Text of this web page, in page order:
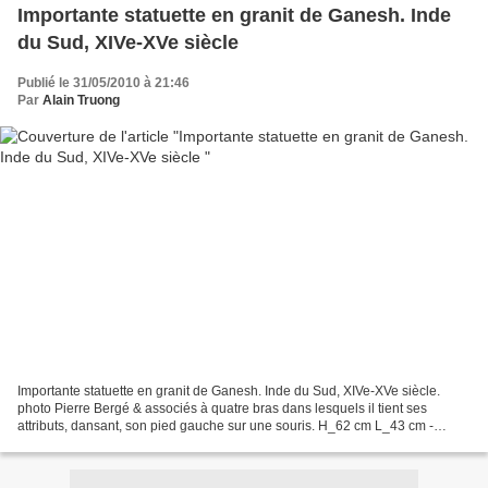
Importante statuette en granit de Ganesh. Inde
du Sud, XIVe-XVe siècle
Publié le 31/05/2010 à 21:46
Par Alain Truong
Importante statuette en granit de Ganesh. Inde du Sud, XIVe-XVe siècle.
photo Pierre Bergé & associés à quatre bras dans lesquels il tient ses
attributs, dansant, son pied gauche sur une souris. H_62 cm L_43 cm -